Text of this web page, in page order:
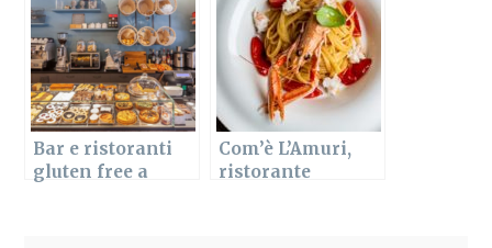
Bar e ristoranti
gluten free a
Com’è L’Amuri,
ristorante